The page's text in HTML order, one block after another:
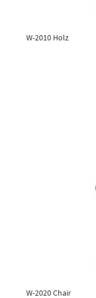
W-2010 Holz
W-2020 Chair